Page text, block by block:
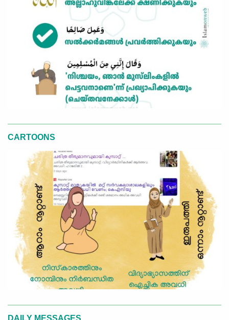
CARTOONS